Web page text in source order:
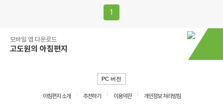
1
모바일 앱 다운로드
고도원의 아침편지
PC 버전
아침편지 소개 추천하기 이용약관
개인정보 처리방침